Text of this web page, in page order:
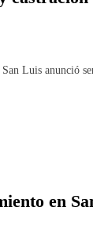
Luis anunció
en